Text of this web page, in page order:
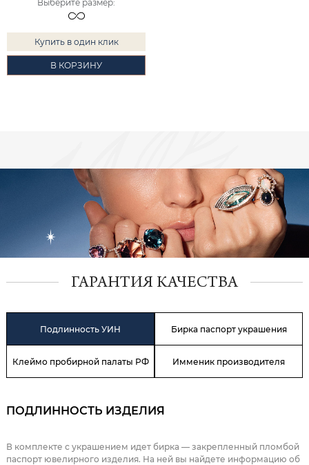
Выберите размер:
Купить в один клик
В КОРЗИНУ
ГАРАНТИЯ КАЧЕСТВА
Подлинность УИН Бирка паспорт украшения
Клеймо пробирной палаты РФ Имменик производителя
ПОДЛИННОСТЬ ИЗДЕЛИЯ
В комплекте с украшением идет бирка — закрепленный пломбой
паспорт ювелирного изделия. На ней вы найдете информацию об